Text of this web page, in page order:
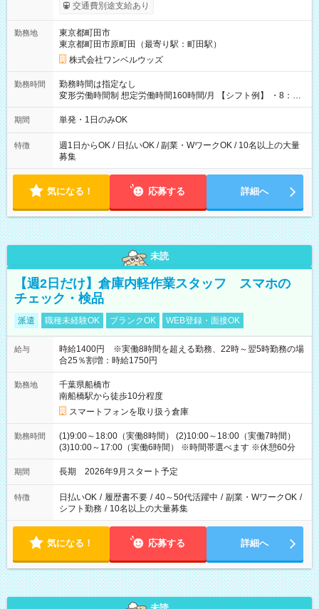
ンビニATMから 日払い分を引き落とせます！ 【試用期間】試
交通費別途支給あり
勤務地
東京都町田市
東京都町田市原町田（最寄り駅：町田駅）
株式会社ワンベルウッズ
勤務時間
勤務時間は指定なし
変形労働時間制 想定労働時間160時間/月 【シフト例】 ・8：00
～21：00
期間 単発・1日のみOK
特徴
週1日からOK / 日払いOK / 副業・WワークOK / 10名以上の大量
募集
気になる！ 応募する 詳細へ
未読
【週2日だけ】倉庫内軽作業スタッフ スマホの
チェック・検品
派遣 職種未経験OK ブランクOK WEB登録・面接OK
給与
時給1400円 ※実働8時間を超える勤務、22時～翌5時勤務の場
合25％割増：時給1750円
勤務地
千葉県船橋市
南船橋駅から徒歩10分程度
スマートフォンを取り扱う倉庫
勤務時間
(1)9:00～18:00（実働8時間） (2)10:00～18:00（実働7時間）
(3)10:00～17:00（実働6時間） ※時間帯選べます ※休憩60分
期間 長期 2026年9月スタート予定
特徴 日払いOK / 履歴書不要 / 40～50代活躍中 / 副業・WワークOK /
シフト勤務 / 10名以上の大量募集
気になる！ 応募する 詳細へ